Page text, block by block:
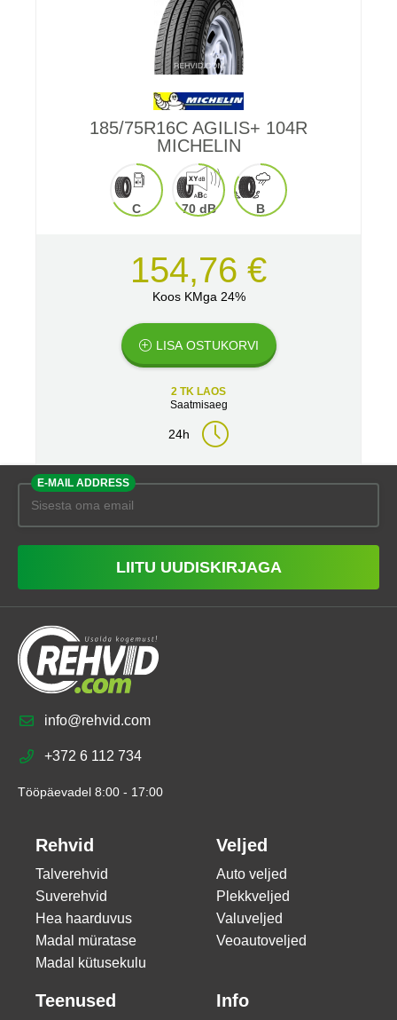
185/75R16C AGILIS+ 104R
MICHELIN
C 70 dB B
154,76 €
Koos KMga 24%
LISA OSTUKORVI
2 TK LAOS
Saatmisaeg
24h
E-MAIL ADDRESS
LIITU UUDISKIRJAGA
info@rehvid.com
+372 6 112 734
Tööpäevadel 8:00 - 17:00
Rehvid
Talverehvid
Suverehvid
Hea haarduvus
Madal müratase
Madal kütusekulu
Veljed
Auto veljed
Plekkveljed
Valuveljed
Veoautoveljed
Teenused Info